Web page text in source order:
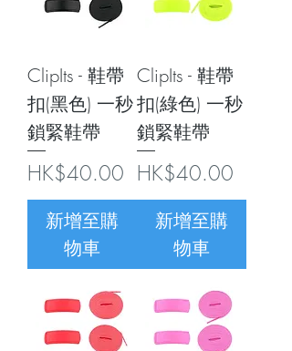
ClipIts - 鞋帶
扣(黑色) 一秒
鎖緊鞋帶
價格
HK$40.00
新增至購
物車
ClipIts - 鞋帶
扣(綠色) 一秒
鎖緊鞋帶
價格
HK$40.00
新增至購
物車